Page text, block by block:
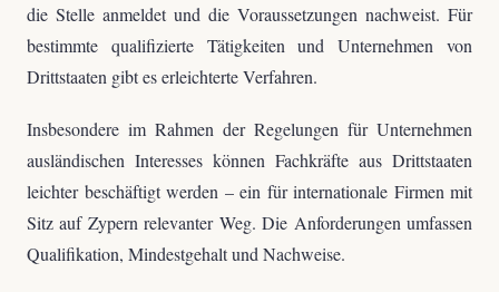
die Stelle anmeldet und die Voraussetzungen nachweist. Für
bestimmte qualifizierte Tätigkeiten und Unternehmen von
Drittstaaten gibt es erleichterte Verfahren.
Insbesondere im Rahmen der Regelungen für Unternehmen
ausländischen Interesses können Fachkräfte aus Drittstaaten
leichter beschäftigt werden – ein für internationale Firmen mit
Sitz auf Zypern relevanter Weg. Die Anforderungen umfassen
Qualifikation, Mindestgehalt und Nachweise.